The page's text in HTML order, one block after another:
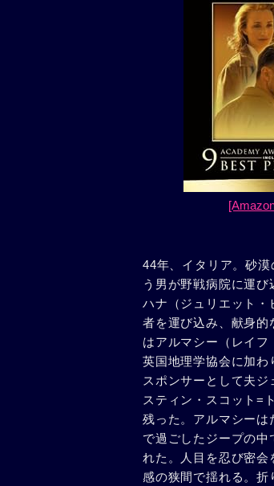
44年、イタリア。砂
う男が野戦病院に運
ハナ（ジュリエット・
者を運び込み、献身的
はアルマシー（レイフ
英国地理学協会に加
スポンサーとして夫
スティン・スコット=
残った。アルマシーは
で過ごしたジープの
れた。人目を忍び密
感の狭間で揺れる。折